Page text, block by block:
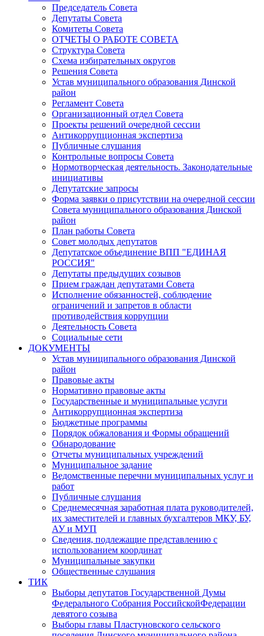
Председатель Совета
Депутаты Совета
Комитеты Совета
ОТЧЕТЫ О РАБОТЕ СОВЕТА
Структура Совета
Схема избирательных округов
Решения Совета
Устав муниципального образования Динской
район
Регламент Совета
Организационный отдел Совета
Проекты решений очередной сессии
Антикоррупционная экспертиза
Публичные слушания
Контрольные вопросы Совета
Нормотворческая деятельность. Законодательные
инициативы
Депутатские запросы
Форма заявки о присутствии на очередной сессии
Совета муниципального образования Динской
район
План работы Совета
Совет молодых депутатов
Депутатское объединение ВПП "ЕДИНАЯ
РОССИЯ"
Депутаты предыдущих созывов
Прием граждан депутатами Совета
Исполнение обязанностей, соблюдение
ограничений и запретов в области
противодействия коррупции
Деятельность Совета
Социальные сети
ДОКУМЕНТЫ
Устав муниципального образования Динской
район
Правовые акты
Нормативно правовые акты
Государственные и муниципальные услуги
Антикоррупционная экспертиза
Бюджетные программы
Порядок обжалования и Формы обращений
Обнародование
Отчеты муниципальных учреждений
Муниципальное задание
Ведомственные перечни муниципальных услуг и
работ
Публичные слушания
Среднемесячная заработная плата руководителей,
их заместителей и главных бухгалтеров МКУ, БУ,
АУ и МУП
Сведения, подлежащие представлению с
использованием координат
Муниципальные закупки
Общественные слушания
ТИК
Выборы депутатов Государственной Думы
Федерального Собрания РоссийскойФедерации
девятого созыва
Выборы главы Пластуновского сельского